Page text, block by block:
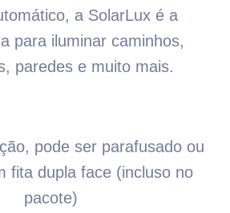
a SolarLux é a
para iluminar caminhos,
paredes e muito mais.
pode ser parafusado ou
fita dupla face (incluso no
pacote)